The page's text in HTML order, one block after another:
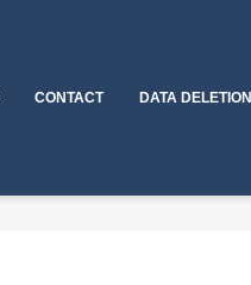
CONTACT DATA DELETION